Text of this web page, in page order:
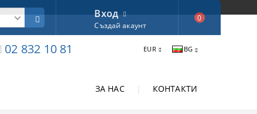
02 832 10 81 EUR BG
ЗА НАС КОНТАКТИ
Вход
Създай акаунт
0